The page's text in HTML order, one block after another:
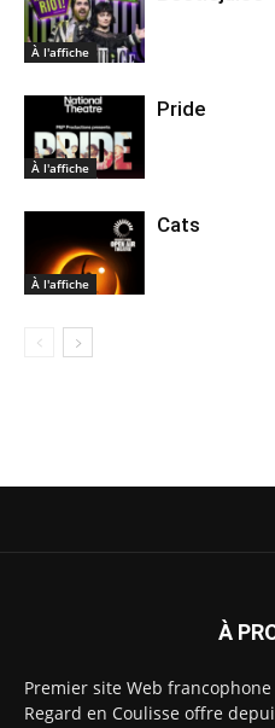
À l'affiche
À l'affiche
Pride
À l'affiche
Cats
À
Premier site Web
Regard en Coulisse offre